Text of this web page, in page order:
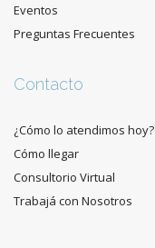
Eventos
Preguntas Frecuentes
Contacto
¿Cómo lo atendimos hoy?
Cómo llegar
Consultorio Virtual
Trabajá con Nosotros